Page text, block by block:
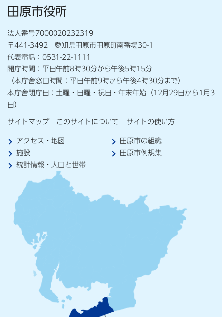
田原市役所
法人番号7000020232319
〒441-3492 愛知県田原市田原町南番場30-1
代表電話：0531-22-1111
開庁時間：平日午前8時30分から午後5時15分
（本庁舎窓口時間：平日午前9時から午後4時30分まで）
本庁舎閉庁日：土曜・日曜・祝日・年末年始（12月29日から1月3
日）
サイトマップ このサイトについて サイトの使い方
アクセス・地図
田原市の組織
施設
田原市例規集
統計情報・人口と世帯